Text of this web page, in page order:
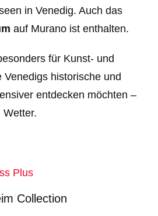
in Venedig. Auch das
auf Murano ist enthalten.
für Kunst- und
historische und
entdecken möchten –
Wetter.
Plus
Collection